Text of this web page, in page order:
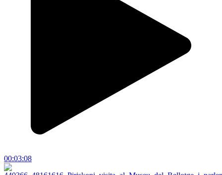
00:03:08